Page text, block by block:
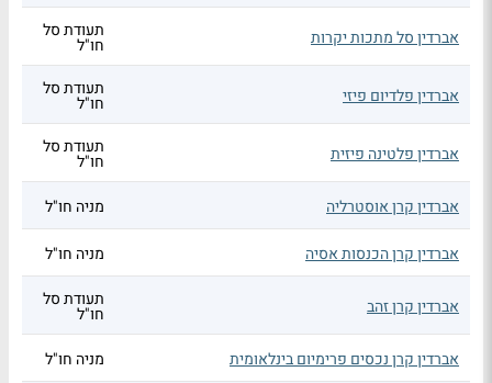
אברדין סל מתכות יקרות תעודת סל
חו"ל
אברדין פלדיום פיזי תעודת סל
חו"ל
אברדין פלטינה פיזית תעודת סל
חו"ל
אברדין קרן אוסטרליה
מניה חו"ל
אברדין קרן הכנסות אסיה מניה חו"ל
אברדין קרן זהב תעודת סל
חו"ל
אברדין קרן נכסים פרימיום בינלאומית
מניה חו"ל